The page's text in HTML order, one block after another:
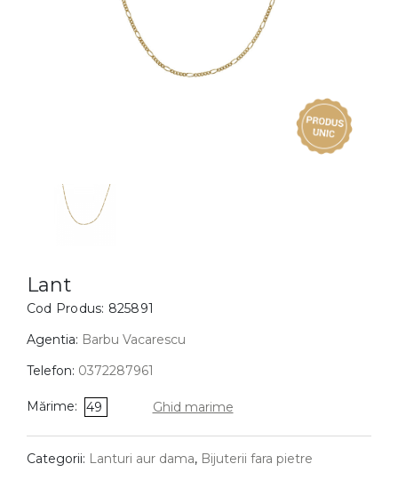
BIJUTERII COPII
Cercei
Bratari
Coliere
Lanturi
Pandantive
DIAMANTE Vezi toate
Lant
Cod Produs: 825891
Agentia: Barbu Vacarescu
Telefon: 0372287961
Mărime: 49 Ghid marime
Categorii: Lanturi aur dama, Bijuterii fara pietre